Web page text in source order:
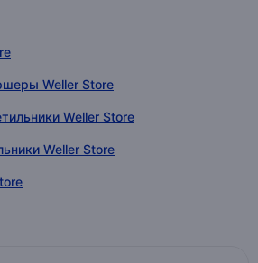
Weller Store
Weller Store
Weller Store
в категории
в категории
в категории